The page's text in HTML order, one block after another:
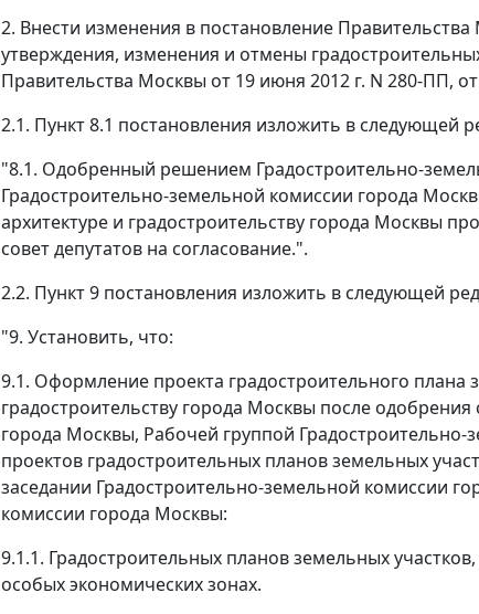
2. Внести изменения в постановление
утверждения, изменения и отмены
Правительства Москвы от 19 июня 2012 г. N 280-ПП,
2.1. Пункт 8.1 постановления изложить в следующей
"8.1. Одобренный решением Градостроительно-
Градостроительно-земельной комиссии города
архитектуре и градостроительству города Москвы
совет депутатов на согласование.".
2.2. Пункт 9 постановления изложить в следующей
"9. Установить, что:
9.1. Оформление проекта градостроительного плана
градостроительству города Москвы после
города Москвы, Рабочей группой
проектов градостроительных планов земельных
заседании Градостроительно-земельной комиссии
комиссии города Москвы:
9.1.1. Градостроительных планов земельных
особых экономических зонах.